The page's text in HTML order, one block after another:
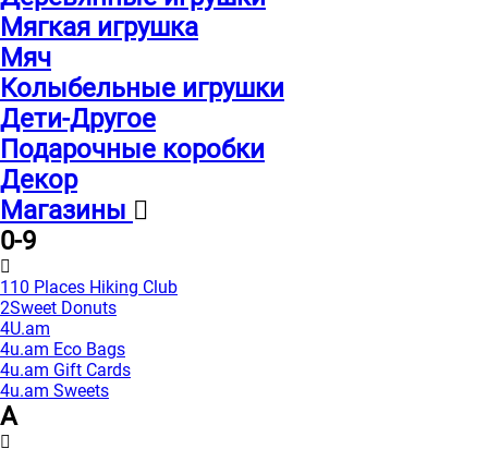
Мягкая игрушка
Мяч
Колыбельные игрушки
Дети-Другое
Подарочные коробки
Декор
Магазины
0-9
110 Places Hiking Club
2Sweet Donuts
4U.am
4u.am Eco Bags
4u.am Gift Cards
4u.am Sweets
A